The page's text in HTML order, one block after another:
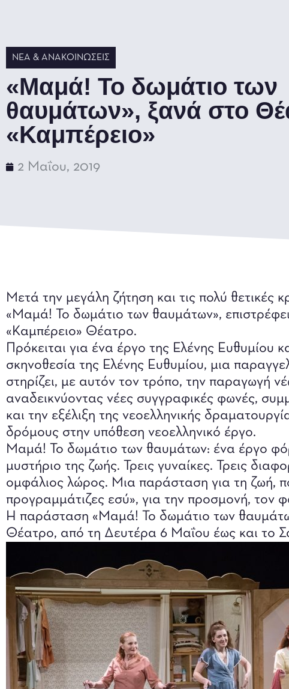
ΝΈΑ & ΑΝΑΚΟΙΝΏΣΕΙΣ
«Μαμά! Το δωμάτιο των
θαυμάτων», ξανά στο
«Καμπέρειο»
2 Μαΐου, 2019
Μετά την μεγάλη ζήτηση και τις πολύ θετικές
«Μαμά! Το δωμάτιο των θαυμάτων»,
«Καμπέρειο» Θέατρο.
Πρόκειται για ένα έργο της Ελένης Ευθυμίου
σκηνοθεσία της Ελένης Ευθυμίου, μια
στηρίζει, με αυτόν τον τρόπο, την παραγωγή
αναδεικνύοντας νέες συγγραφικές φωνές,
και την εξέλιξη της νεοελληνικής
δρόμους στην υπόθεση νεοελληνικό έργο.
Μαμά! Το δωμάτιο των θαυμάτων: ένα έργο
μυστήριο της ζωής. Τρεις γυναίκες. Τρεις
ομφάλιος λώρος. Μια παράσταση για τη ζωή,
προγραμμάτιζες εσύ», για την προσμονή, τον
Η παράσταση «Μαμά! Το δωμάτιο των
Θέατρο, από τη Δευτέρα 6 Μαΐου έως και το